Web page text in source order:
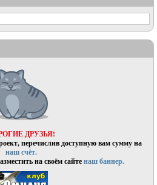
ДРУЗЬЯ!
перечислив доступную вам сумму на
наш счёт.
на своём сайтенаш баннер.